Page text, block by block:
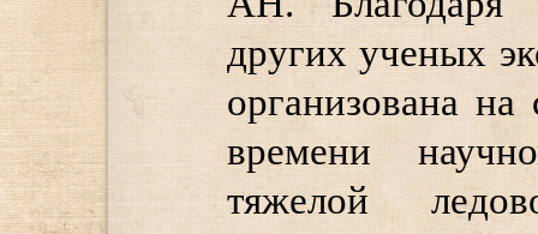
других ученых
организована
времени
тяжелой